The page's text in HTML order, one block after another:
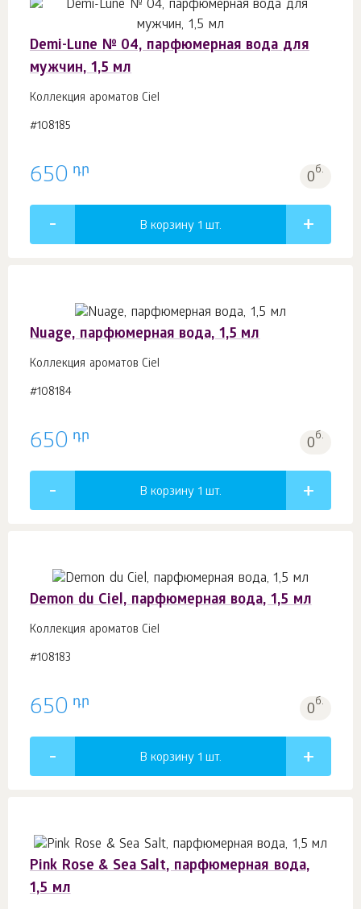
Demi-Lune № 04, парфюмерная вода для
мужчин, 1,5 мл
Коллекция ароматов Ciel
#108185
650 դր 0б.
В корзину 1 шт.
Nuage, парфюмерная вода, 1,5 мл
Коллекция ароматов Ciel
#108184
650 դր 0б.
В корзину 1 шт.
Demon du Ciel, парфюмерная вода, 1,5 мл
Коллекция ароматов Ciel
#108183
650 դր 0б.
В корзину 1 шт.
Pink Rose & Sea Salt, парфюмерная вода,
1,5 мл